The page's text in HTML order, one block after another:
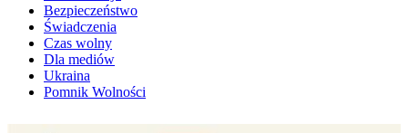
Bezpieczeństwo
Świadczenia
Czas wolny
Dla mediów
Ukraina
Pomnik Wolności